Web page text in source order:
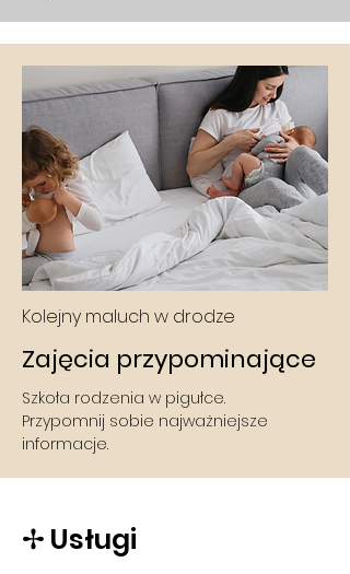
Kolejny maluch w drodze
Zajęcia przypominające
Szkoła rodzenia w pigułce.
Przypomnij sobie najważniejsze
informacje.
✢ Usługi